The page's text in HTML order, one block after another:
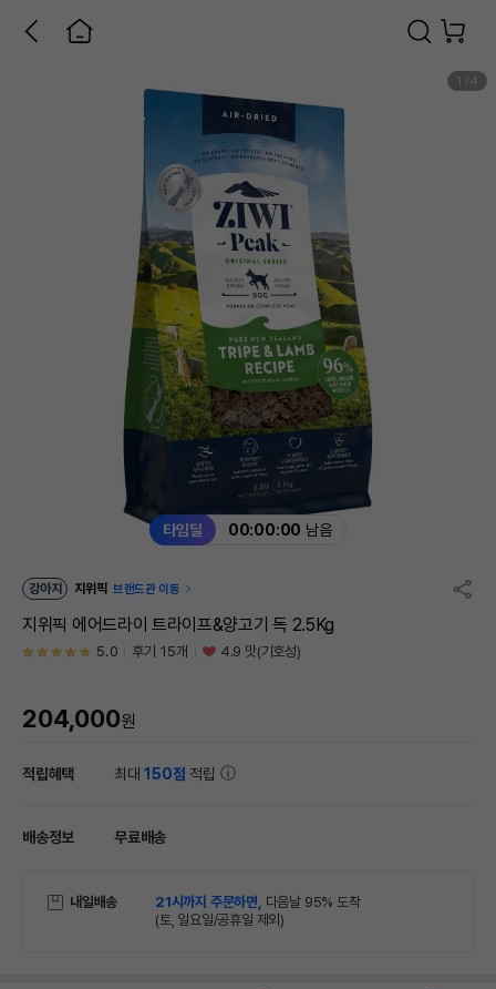
타임딜 00:00:00 남음
1 /4
강아지 지위픽 브랜드관 이동
지위픽 에어드라이 트라이프&양고기 독 2.5Kg
5.0 후기 15개 4.9 맛(기호성)
204,000원
적립혜택 최대150점 적립
배송정보 무료배송
내일배송 21시까지 주문하면, 다음날 95% 도착
(토, 일요일/공휴일 제외)